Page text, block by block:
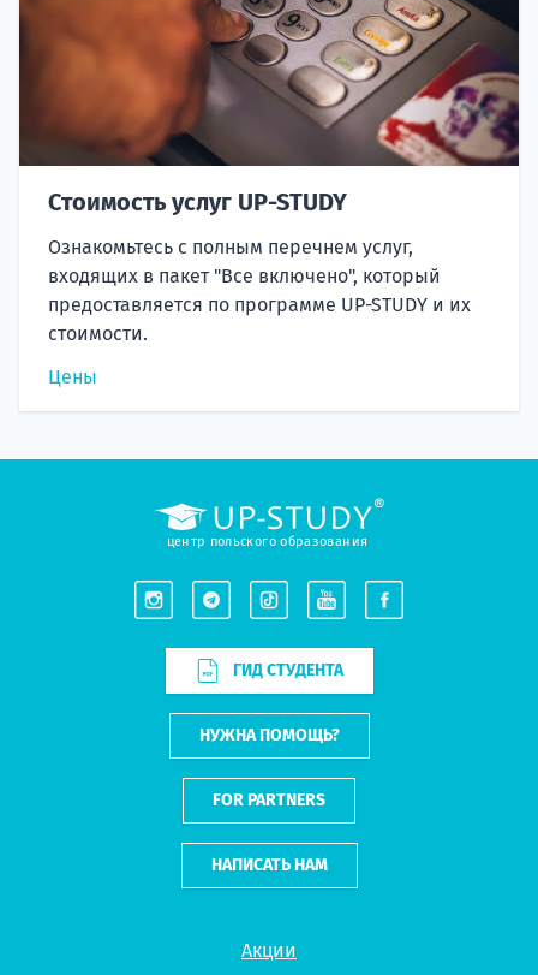
Стоимость услуг UP-STUDY
Ознакомьтесь с полным перечнем услуг,
входящих в пакет "Все включено", который
предоставляется по программе UP-STUDY и их
стоимости.
Цены
Акции
центр польского образования
ГИД СТУДЕНТА
НУЖНА ПОМОЩЬ?
FOR PARTNERS
НАПИСАТЬ НАМ